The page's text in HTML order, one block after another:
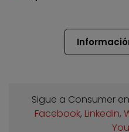
Sigue a Consumer en
Facebook, Linkedin,